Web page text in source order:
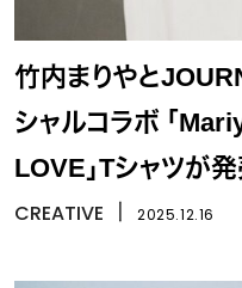
竹内まりやと
シャルコラボ 「
LOVE」Tシャツが
CREATIVE 2025.12.16